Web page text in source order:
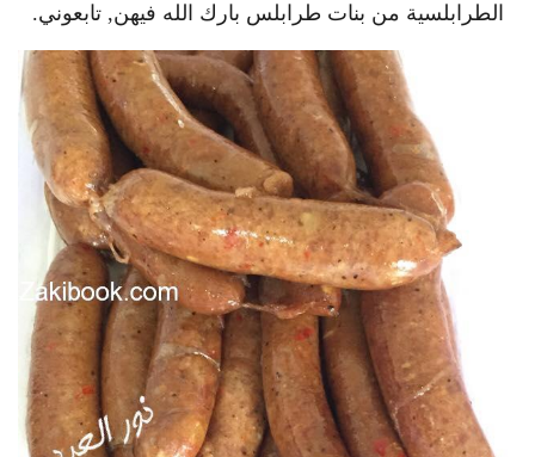
الطرابلسية من بنات طرابلس بارك الله فيهن, تابعوني.